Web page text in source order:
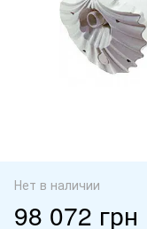
Нет в наличии
98 072 грн